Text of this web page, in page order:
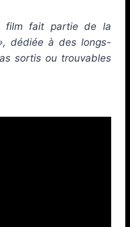
film fait partie de la
dédiée à des longs-
sortis ou trouvables